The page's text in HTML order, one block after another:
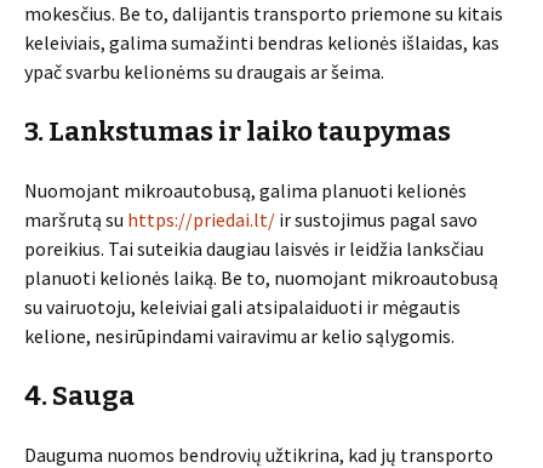
mokesčius. Be to, dalijantis transporto priemone su kitais
keleiviais, galima sumažinti bendras kelionės išlaidas, kas
ypač svarbu kelionėms su draugais ar šeima.
3. Lankstumas ir laiko taupymas
Nuomojant mikroautobusą, galima planuoti kelionės
maršrutą su https://priedai.lt/ ir sustojimus pagal savo
poreikius. Tai suteikia daugiau laisvės ir leidžia lanksčiau
planuoti kelionės laiką. Be to, nuomojant mikroautobusą
su vairuotoju, keleiviai gali atsipalaiduoti ir mėgautis
kelione, nesirūpindami vairavimu ar kelio sąlygomis.
4. Sauga
Dauguma nuomos bendrovių užtikrina, kad jų transporto